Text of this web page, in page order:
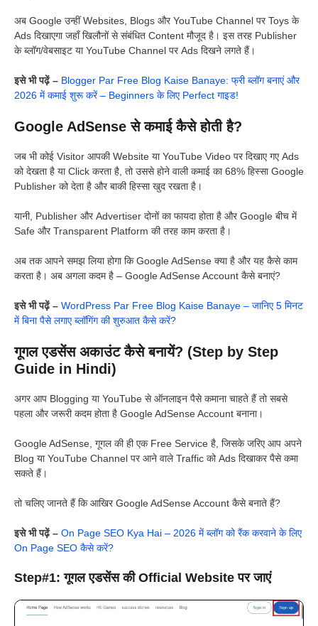
अब Google उन्हीं Websites, Blogs और YouTube Channel पर Toys के
Ads दिखाएगा जहाँ खिलौनों से संबंधित Content मौजूद है। इस तरह Publisher
के ब्लॉग/वेबसाइट या YouTube Channel पर Ads दिखने लगते हैं।
इसे भी पढ़ें – Blogger Par Free Blog Kaise Banaye: फ्री ब्लॉग बनाएं और
2026 में कमाई शुरू करें – Beginners के लिए Perfect गाइड!
Google AdSense से कमाई कैसे होती है?
जब भी कोई Visitor आपकी Website या YouTube Video पर दिखाए गए Ads
को देखता है या Click करता है, तो उससे होने वाली कमाई का 68% हिस्सा Google
Publisher को देता है और बाकी हिस्सा खुद रखता है।
यानी, Publisher और Advertiser दोनों का फायदा होता है और Google बीच में
Safe और Transparent Platform की तरह काम करता है।
अब तक आपने समझ लिया होगा कि Google AdSense क्या है और यह कैसे काम
करता है। अब अगला कदम है – Google AdSense Account कैसे बनाएं?
इसे भी पढ़ें – WordPress Par Free Blog Kaise Banaye – जानिए 5 मिनट
में बिना पैसे लगाए ब्लॉगिंग की शुरुआत कैसे करें?
गूगल एडसेंस अकाउंट कैसे बनायें? (Step by Step
Guide in Hindi)
अगर आप Blogging या YouTube से ऑनलाइन पैसे कमाना चाहते हैं तो सबसे
पहला और जरूरी कदम होता है Google AdSense Account बनाना।
Google AdSense, गूगल की ही एक Free Service है, जिसके जरिए आप अपने
Blog या YouTube Channel पर आने वाले Traffic को Ads दिखाकर पैसे कमा
सकते हैं।
तो चलिए जानते हैं कि आखिर Google AdSense Account कैसे बनाते हैं?
इसे भी पढ़ें – On Page SEO Kya Hai – 2026 में ब्लॉग को रैंक करवाने के लिए
On Page SEO कैसे करें?
Step#1: गूगल एडसेंस की Official Website पर जाएं